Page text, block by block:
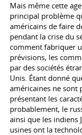
Mais même cette
principal problème
américains de faire
pendant la crise du
comment fabriquer
prévisions, les
par des sociétés
Unis. Étant donné
américaines ne sont
présentant les
probablement, le
ainsi que les indiens
usines ont la